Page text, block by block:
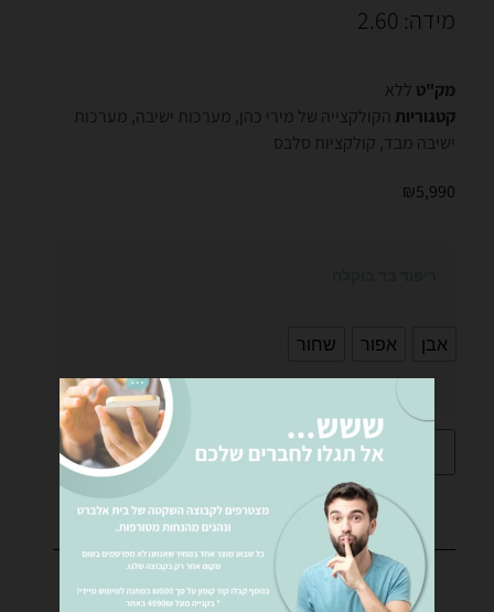
מידה: 2.60
מק"ט ללא
קטגוריות הקולקצייה של מירי כהן, מערכות ישיבה, מערכות
ישיבה מבד, קולקציות סלבס
₪5,990
אבן אפור שחור
הוספה לסל